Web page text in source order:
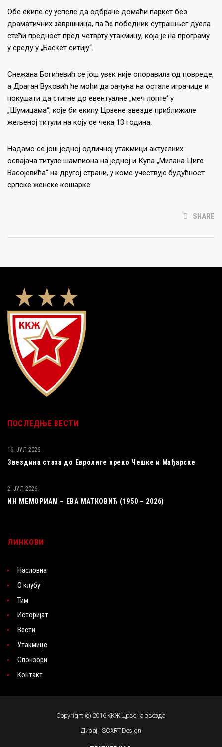
Обе екипе су успеле да одбране домаћи паркет без
драматичних завршница, па ће победник сутрашњег дуела
стећи предност пред четврту утакмицу, која је на програму
у среду у „Баскет ситију“.
Снежана Богићевић се још увек није опоравила од повреде,
а Драган Вуковић ће моћи да рачуна на остале играчице и
покушати да стигне до евентуалне „меч лопте“ у
„Шумицама“, које би екипу Црвене звезде приближиле
жељеној титули на коју се чека 13 година.
Надамо се још једној одличној утакмици актуелних
освајача титуле шампиона на једној и Купа „Милана Циге
Васојевића“ на другој страни, у коме учествује будућност
српске женске кошарке.
SHARE
ПОСЛЕДЊЕ ВЕСТИ
Звездина стаза до Евролиге преко Чешке и Мађарске
16. ЈУЛ 2026.
ИН МЕМОРИАМ – ЕВА МАТКОВИЋ (1950 – 2026)
2. ЈУЛ 2026.
ЛИНКОВИ
Насловна
О клубу
Тим
Историјат
Вести
Утакмице
Спонзори
Контакт
Copyright (c) 2016 ККЖ Црвена звезда
Дизајн SCART Design